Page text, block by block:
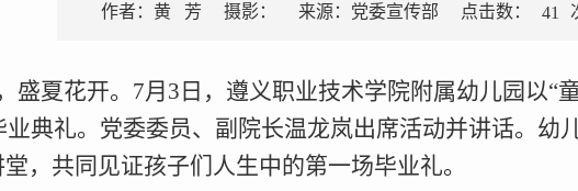
作者：黄 芳 摄影： 来源：党委宣传部 点击数： 41
盛夏花开。7月3日，遵义职业技术学院附属幼儿园以“
业典礼。党委委员、副院长温龙岚出席活动并讲话。幼
，共同见证孩子们人生中的第一场毕业礼。